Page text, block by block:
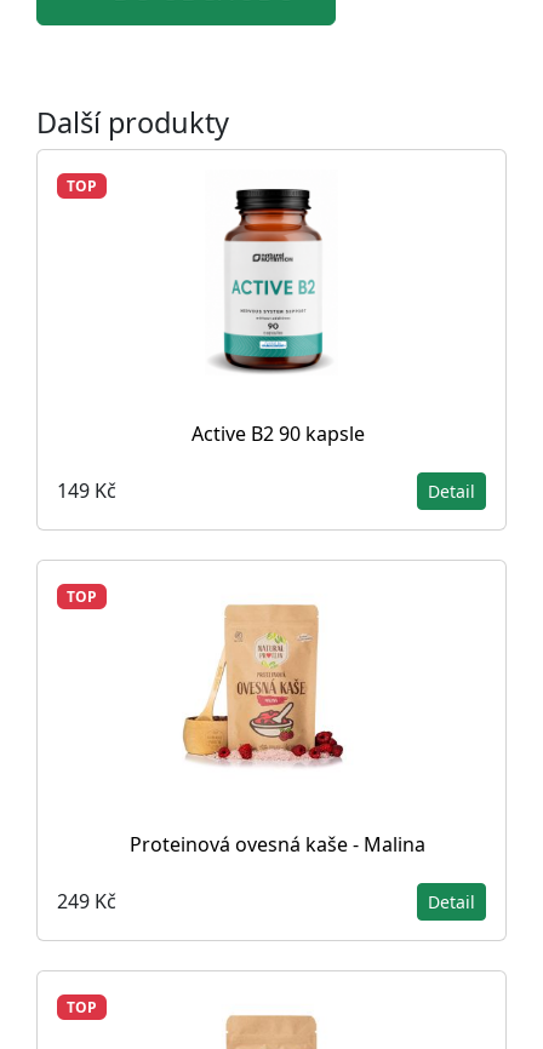
Další produkty
TOP
Active B2 90 kapsle
149 Kč Detail
TOP
Proteinová ovesná kaše - Malina
249 Kč Detail
TOP